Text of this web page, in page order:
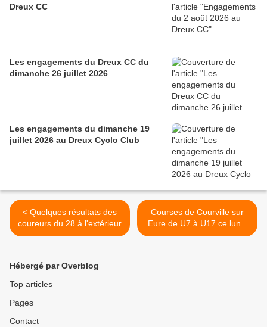
Dreux CC
Les engagements du Dreux CC du
dimanche 26 juillet 2026
Les engagements du dimanche 19
juillet 2026 au Dreux Cyclo Club
< Quelques résultats des
coureurs du 28 à l'extérieur
Courses de Courville sur
Eure de U7 à U17 ce lundi
1er avril 2024 : Engagez-
Hébergé par Overblog
Top articles
Pages
Contact